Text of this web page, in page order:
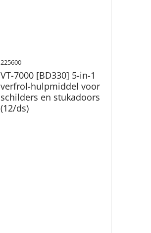
225600
VT-7000 [BD330] 5-in-1
verfrol-hulpmiddel voor
schilders en stukadoors
(12/ds)